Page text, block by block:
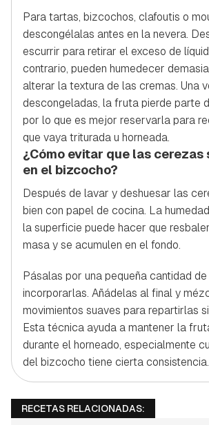
Para tartas, bizcochos, clafoutis o
descongélalas antes en la nevera.
escurrir para retirar el exceso de
contrario, pueden humedecer
alterar la textura de las cremas. Una
descongeladas, la fruta pierde parte
por lo que es mejor reservarla para
que vaya triturada u horneada.
¿Cómo evitar que las cerezas
en el bizcocho?
Después de lavar y deshuesar las
bien con papel de cocina. La
la superficie puede hacer que
masa y se acumulen en el fondo.
Pásalas por una pequeña cantidad
incorporarlas. Añádelas al final y
movimientos suaves para repartirlas
Esta técnica ayuda a mantener la
durante el horneado, especialmente
del bizcocho tiene cierta consistencia.
RECETAS RELACIONADAS: